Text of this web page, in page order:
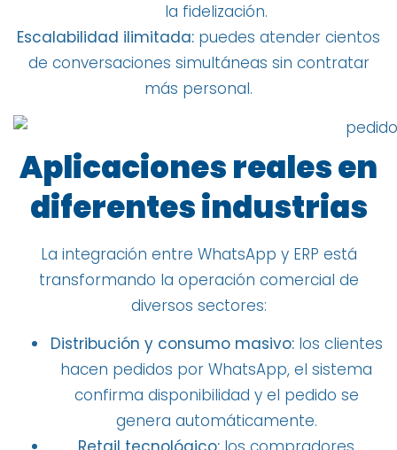
la fidelización.
Escalabilidad ilimitada: puedes atender cientos
de conversaciones simultáneas sin contratar
más personal.
Aplicaciones reales en
diferentes industrias
La integración entre WhatsApp y ERP está
transformando la operación comercial de
diversos sectores:
Distribución y consumo masivo:los clientes
hacen pedidos por WhatsApp, el sistema
confirma disponibilidad y el pedido se
genera automáticamente.